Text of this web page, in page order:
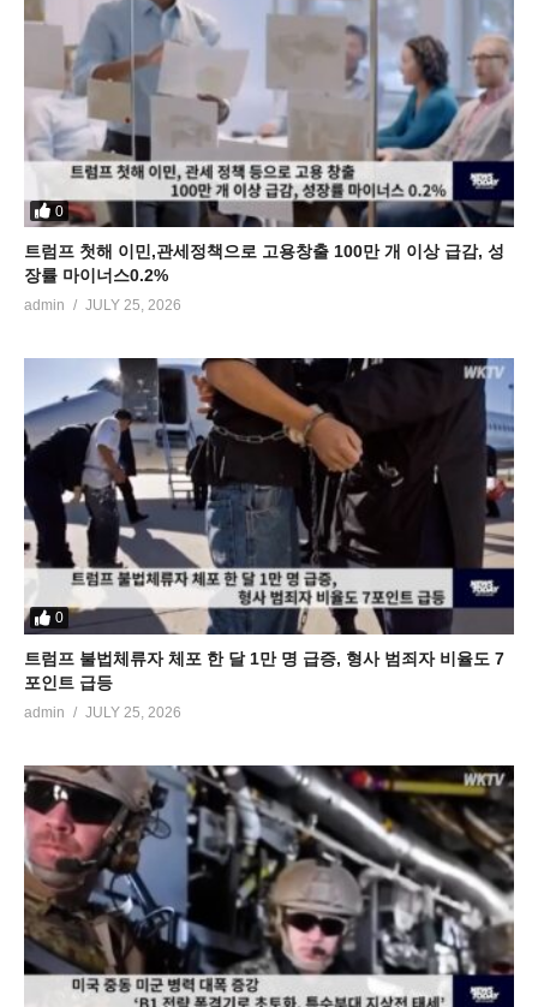
0
트럼프 첫해 이민,관세정책으로 고용창출 100만 개 이상 급감, 성
장률 마이너스0.2%
admin JULY 25, 2026
0
트럼프 불법체류자 체포 한 달 1만 명 급증, 형사 범죄자 비율도 7
포인트 급등
admin JULY 25, 2026